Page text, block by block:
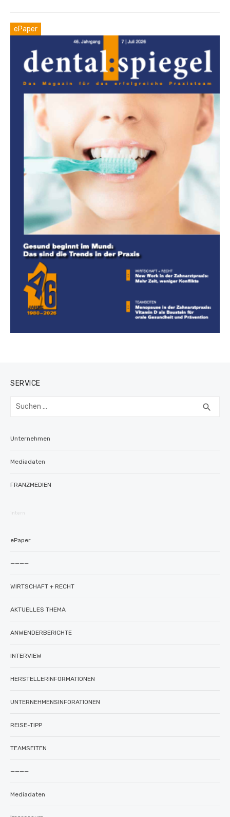
ePaper
SERVICE
Suchen
search
Unternehmen
Mediadaten
FRANZMED!EN
intern
ePaper
————
WIRTSCHAFT + RECHT
AKTUELLES THEMA
ANWENDERBERICHTE
INTERVIEW
HERSTELLERINFORMATIONEN
UNTERNEHMENSINFORATIONEN
REISE-TIPP
TEAMSEITEN
————
Mediadaten